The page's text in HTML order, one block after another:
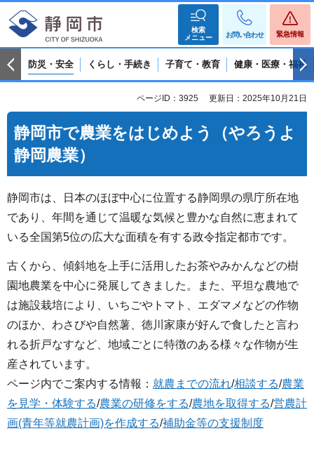
検索
メニュー
お問い合わせ 緊急情報
防災・安全 くらし・手続き 子育て・教育 健康・医療・福祉
ページID：3925 更新日：2025年10月21日
静岡市で農業をはじめよう（やろうよ
静岡農業）
静岡市は、日本のほぼ中心に位置する静岡県の県庁所在地
であり、年間を通じて温暖な気候と豊かな自然に恵まれて
いる全国第5位の広大な面積を有する政令指定都市です。
古くから、傾斜地を上手に活用したお茶やみかんなどの樹
園地農業を中心に発展してきました。また、平坦な農地で
は施設栽培により、いちごやトマト、エダマメなどの作物
のほか、わさびや自然薯、徳川家康が好んで食したと言わ
れる折戸なすなど、地域ごとに特徴のある様々な作物が生
産されています。
ページ内でご案内する情報： 就農までの流れ/相談する/農業
を見学・体験する/農業の研修をする/農地を取得する/営農計
画(青年等就農計画)を作成する/補助金等の支援制度